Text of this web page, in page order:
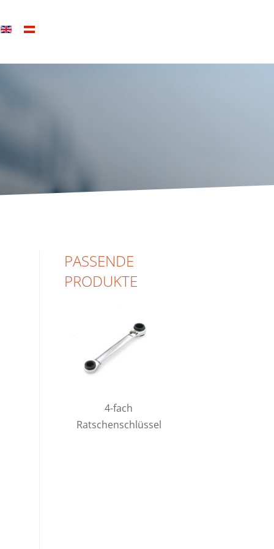
PASSENDE
PRODUKTE
4-fach
Ratschenschlüssel